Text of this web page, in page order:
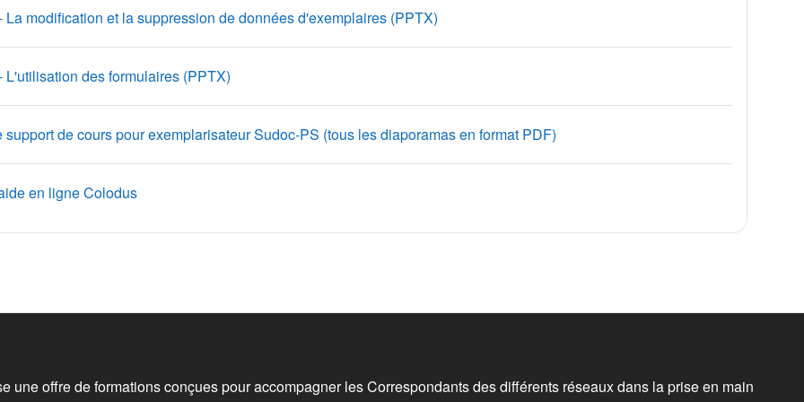
La modification et la suppression de données d'exemplaires (PPTX)
L'utilisation des formulaires (PPTX)
support de cours pour exemplarisateur Sudoc-PS (tous les diaporamas en format PDF)
en ligne ColodusURL
bas de page
une offre de formations conçues pour accompagner les Correspondants des différents réseaux dans la prise en main